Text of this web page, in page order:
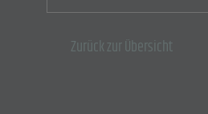
Zurück zur Übersicht